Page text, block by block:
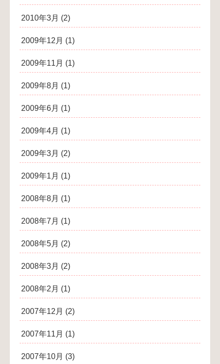
2010年3月 (2)
2009年12月 (1)
2009年11月 (1)
2009年8月 (1)
2009年6月 (1)
2009年4月 (1)
2009年3月 (2)
2009年1月 (1)
2008年8月 (1)
2008年7月 (1)
2008年5月 (2)
2008年3月 (2)
2008年2月 (1)
2007年12月 (2)
2007年11月 (1)
2007年10月 (3)